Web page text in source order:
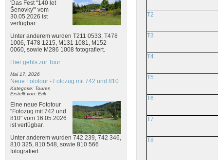
'Das Fest "140 let
Šenovky"' vom
30.05.2026 ist
verfügbar.
Unter anderem wurden T211 0533, T478
1006, T478 1215, M131 1081, M152
0060, sowie M286 1008 fotografiert.
Hier gehts zur Tour
Mai 17, 2026
Neue Fototour - Fotozug mit 742 und 810
Kategorie: Touren
Erstellt von: Erik
Eine neue Fototour
"Fotozug mit 742 und
810" vom 16.05.2026
ist verfügbar.
Unter anderem wurden 742 239, 742 346,
810 325, 810 548, sowie 810 566
fotografiert.
T2
T3
T4
T5
T6
T7
T8